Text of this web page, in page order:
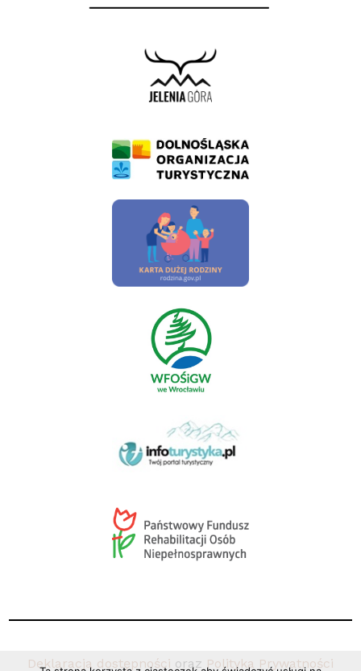
Deklaracja dostępności oraz Polityka Prywatności